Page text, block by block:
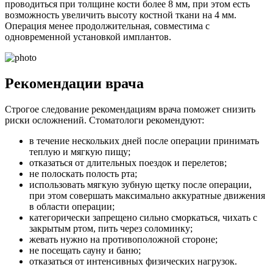
проводиться при толщине кости более 8 мм, при этом есть
возможность увеличить высоту костной ткани на 4 мм.
Операция менее продолжительная, совместима с
одновременной установкой имплантов.
Рекомендации врача
Строгое следование рекомендациям врача поможет снизить
риски осложнений. Стоматологи рекомендуют:
в течение нескольких дней после операции принимать
теплую и мягкую пищу;
отказаться от длительных поездок и перелетов;
не полоскать полость рта;
использовать мягкую зубную щетку после операции,
при этом совершать максимально аккуратные движения
в области операции;
категорически запрещено сильно сморкаться, чихать с
закрытым ртом, пить через соломинку;
жевать нужно на противоположной стороне;
не посещать сауну и баню;
отказаться от интенсивных физических нагрузок.